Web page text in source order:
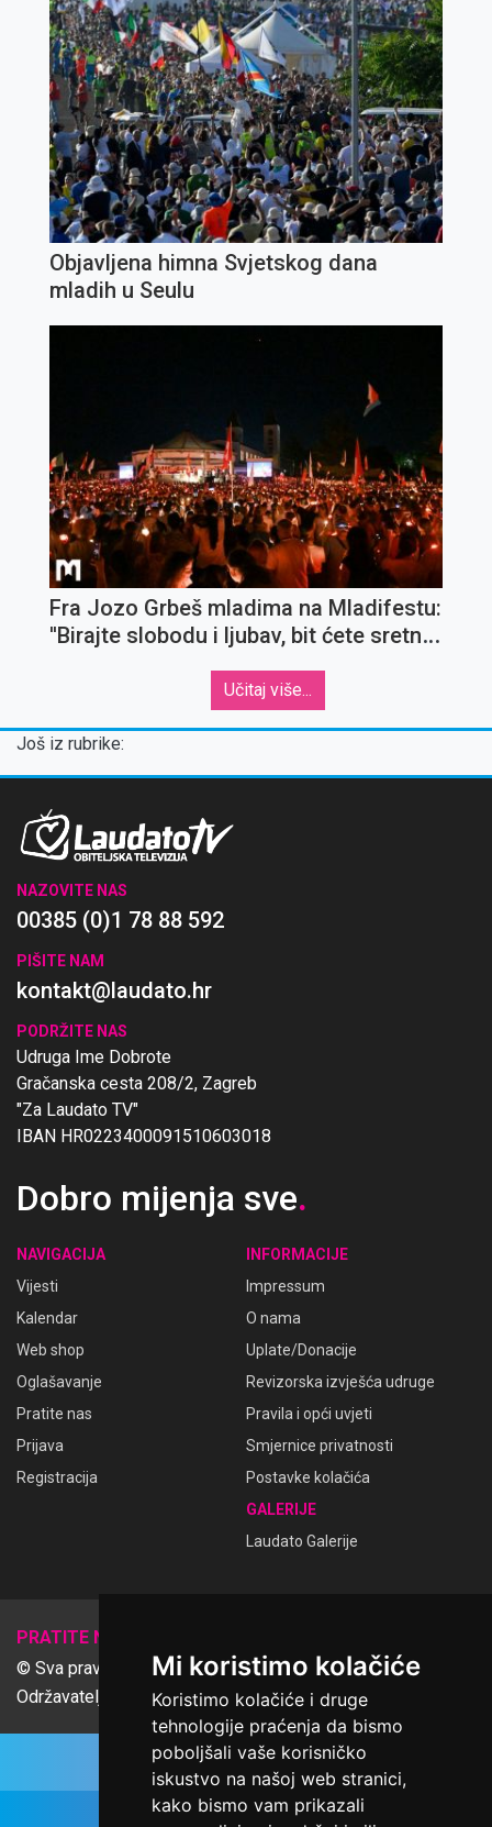
Mi koristimo kolačiće
Koristimo kolačiće i druge
tehnologije praćenja da bismo
poboljšali vaše korisničko
iskustvo na našoj web stranici,
kako bismo vam prikazali
Objavljena himna Svjetskog dana
mladih u Seulu
Fra Jozo Grbeš mladima na Mladifestu:
''Birajte slobodu i ljubav, bit ćete sretni
Učitaj više...
Još iz rubrike:
NAZOVITE NAS
00385 (0)1 78 88 592
PIŠITE NAM
kontakt@laudato.hr
PODRŽITE NAS
Udruga Ime Dobrote
Gračanska cesta 208/2, Zagreb
"Za Laudato TV"
IBAN HR0223400091510603018
Dobro mijenja sve.
NAVIGACIJA
Vijesti
Kalendar
Web shop
Oglašavanje
Pratite nas
Prijava
Registracija
INFORMACIJE
Impressum
O nama
Uplate/Donacije
Revizorska izvješća udruge
Pravila i opći uvjeti
Smjernice privatnosti
Postavke kolačića
GALERIJE
Laudato Galerije
PRATITE NAS
© Sva prava pridržana Udruga Ime dobrote
Održavatelj Netcom d.o.o., Riva 6, Rijeka